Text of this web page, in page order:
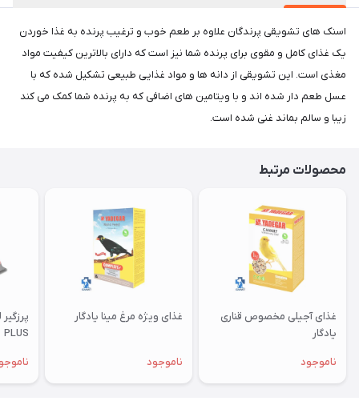
اسنک های تشویقی پرندگان علاوه بر طعم خوب و ترغیب پرنده به غذا خوردن
یک غذای کامل و مقوی برای پرنده شما نیز است که دارای بالاترین کیفیت مواد
مغذی است. این تشویقی از دانه ها و مواد غذایی طبیعی تشکیل شده که با
عسل طعم دار شده اند و با ویتامین های اضافی که به پرنده شما کمک می کند
زیبا و سالم بماند غنی شده است.
محصولات مرتبط
غذای آجیلی مخصوص قناری
یادگار
ناموجود
غذای ویژه مرغ مینا یادگار
ناموجود
PLUS